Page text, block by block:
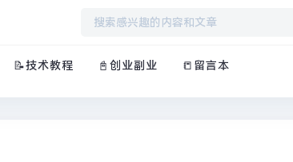
📝技术教程 📓创业副业
📒留言本